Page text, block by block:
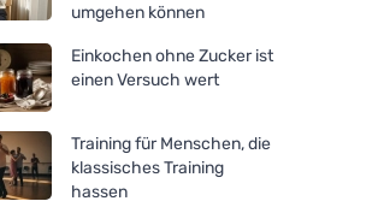
umgehen können
Einkochen ohne Zucker ist
einen Versuch wert
Training für Menschen, die
klassisches Training
hassen